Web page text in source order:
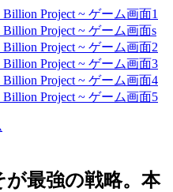
が最強の戦略。本